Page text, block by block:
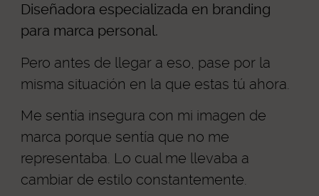
Diseñadora especializada en branding
para marca personal.
Pero antes de llegar a eso, pase por la
misma situación en la que estas tú ahora.
Me sentía insegura con mi imagen de
marca porque sentía que no me
representaba. Lo cual me llevaba a
cambiar de estilo constantemente.